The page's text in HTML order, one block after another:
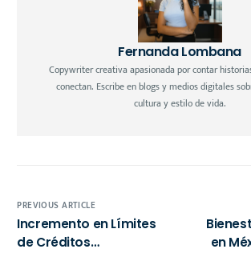
Fernanda Lombana
Copywriter creativa apasionada por contar
conectan. Escribe en blogs y medios digitales
cultura y estilo de vida.
PREVIOUS ARTICLE
Incremento en Límites
de Créditos
en